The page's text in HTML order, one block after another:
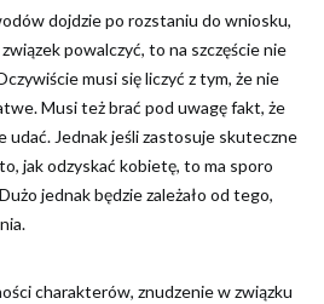
dojdzie po rozstaniu do wniosku,
powalczyć, to na szczęście nie
musi się liczyć z tym, że nie
Musi też brać pod uwagę fakt, że
udać. Jednak jeśli zastosuje skuteczne
jak odzyskać kobietę, to ma sporo
jednak będzie zależało od tego,
charakterów, znudzenie w związku